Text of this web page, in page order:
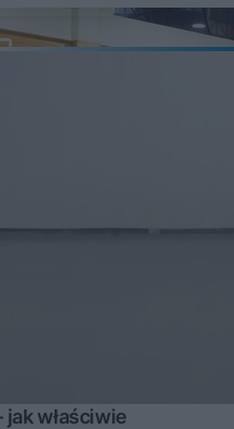
jak właściwie